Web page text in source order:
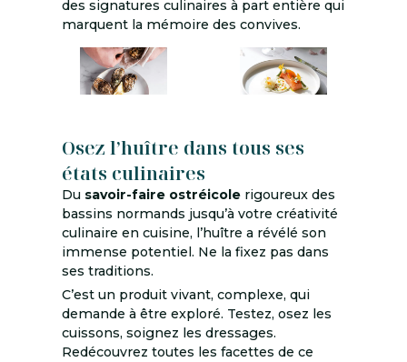
des signatures culinaires à part entière qui
marquent la mémoire des convives.
Osez l’huître dans tous ses
états culinaires
Du savoir-faire ostréicole rigoureux des
bassins normands jusqu’à votre créativité
culinaire en cuisine, l’huître a révélé son
immense potentiel. Ne la fixez pas dans
ses traditions.
C’est un produit vivant, complexe, qui
demande à être exploré. Testez, osez les
cuissons, soignez les dressages.
Redécouvrez toutes les facettes de ce